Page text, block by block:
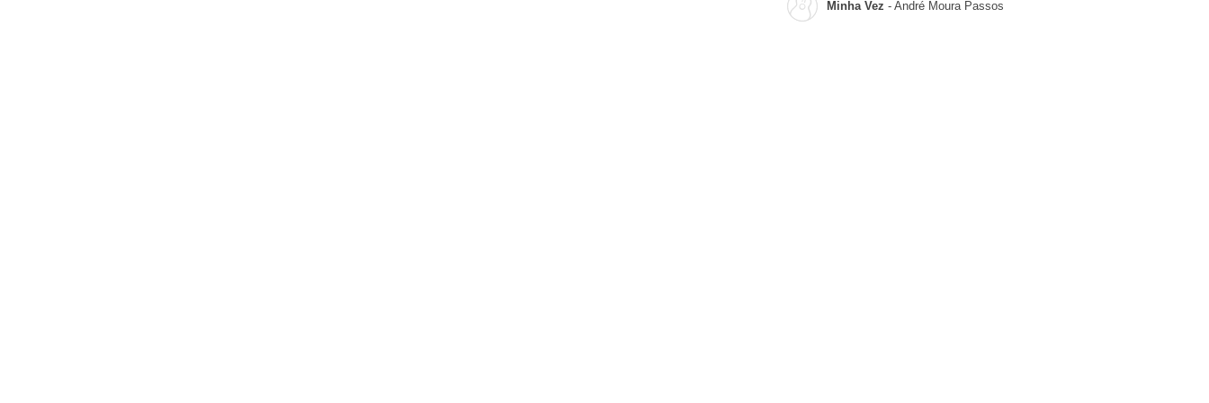
Minha Vez - André Moura Passos